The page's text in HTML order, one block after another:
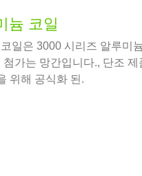
늄 코일
일은 3000 시리즈 알루미
첨가는 망간입니다., 단조 제
위해 공식화 된.